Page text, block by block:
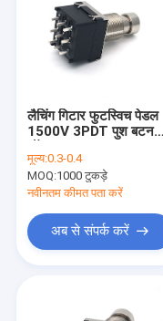
रोटरी पोटेंशियोमीटर
सतत रोटरी स्विच
गिटार फुट स्विच
स्लाइड पोटेंशियोमीटर
स्लाइड Fader
लैचिंग गिटार फुटस्विच पेडल
1500V 3PDT पुश बटन
मूल्य:0.3-0.4
MOQ:1000 टुकड़े
नवीनतम कीमत पता करें
अब से संपर्क करें